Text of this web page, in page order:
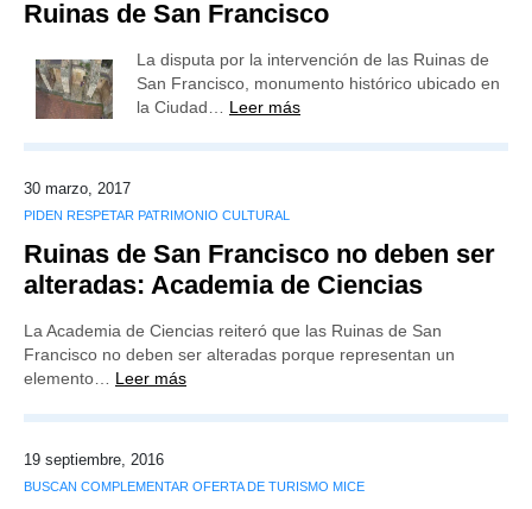
Ruinas de San Francisco
La disputa por la intervención de las Ruinas de
San Francisco, monumento histórico ubicado en
la Ciudad… Leer más
30 marzo, 2017
PIDEN RESPETAR PATRIMONIO CULTURAL
Ruinas de San Francisco no deben ser
alteradas: Academia de Ciencias
La Academia de Ciencias reiteró que las Ruinas de San
Francisco no deben ser alteradas porque representan un
elemento… Leer más
19 septiembre, 2016
BUSCAN COMPLEMENTAR OFERTA DE TURISMO MICE